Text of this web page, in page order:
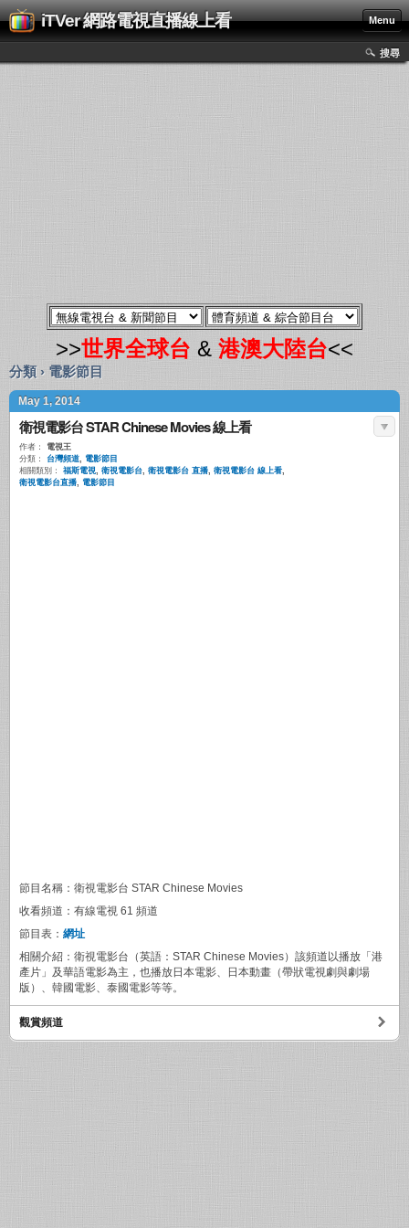
iTVer 網路電視直播線上看 Menu
搜尋
>>世界全球台 &港澳大陸台<<
分類 › 電影節目
May 1, 2014
衛視電影台 STAR Chinese Movies 線上看
作者：
電視王
分類：
台灣頻道, 電影節目
相關類別：
福斯電視, 衛視電影台, 衛視電影台 直播, 衛視電影台 線上看,
衛視電影台直播, 電影節目
節目名稱：衛視電影台 STAR Chinese Movies
收看頻道：有線電視 61 頻道
節目表： 網址
相關介紹：衛視電影台（英語：STAR Chinese Movies）該頻道以播放「港
產片」及華語電影為主，也播放日本電影、日本動畫（帶狀電視劇與劇場
版）、韓國電影、泰國電影等等。
觀賞頻道